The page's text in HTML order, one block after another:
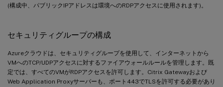
(構成中、パブリックIPアドレスは環境へのRDPアクセスに使用されます)。
セキュリティグループの構成
Azureクラウドは、セキュリティグループを使用して、インターネットから
VMへのTCP/UDPアクセスに対するファイアウォールルールを管理します。既
定では、すべてのVMがRDPアクセスを許可します。Citrix Gatewayおよび
Web Application Proxyサーバーも、ポート443でTLSを許可する必要があり